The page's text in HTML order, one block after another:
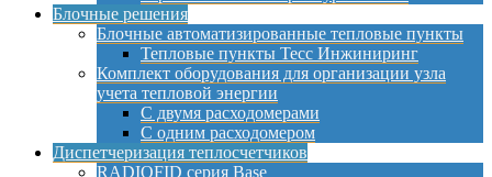
Блочные решения
Блочные автоматизированные тепловые пункты
Тепловые пункты Тесс Инжиниринг
Комплект оборудования для организации узла
учета тепловой энергии
С двумя расходомерами
С одним расходомером
Диспетчеризация теплосчетчиков
RADIOFID серия Base